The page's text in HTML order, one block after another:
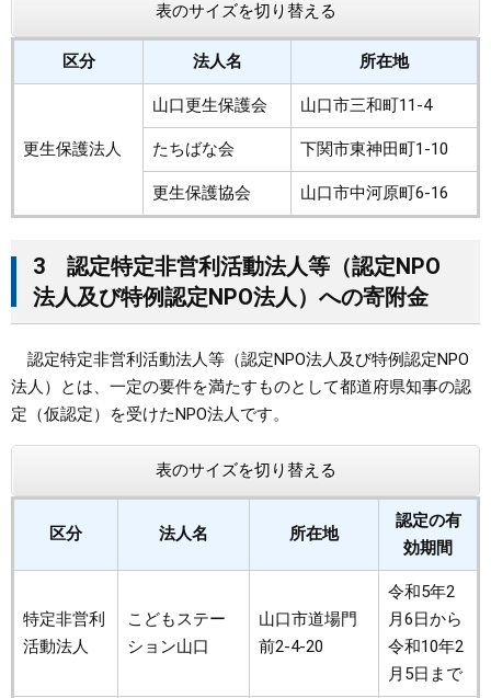
表のサイズを切り替える
区分 法人名 所在地
更生保護法人
山口更生保護会 山口市三和町11-4
たちばな会 下関市東神田町1-10
更生保護協会 山口市中河原町6-16
3 認定特定非営利活動法人等（認定NPO
法人及び特例認定NPO法人）への寄附金
認定特定非営利活動法人等（認定NPO法人及び特例認定NPO
法人）とは、一定の要件を満たすものとして都道府県知事の認
定（仮認定）を受けたNPO法人です。
表のサイズを切り替える
区分 法人名 所在地
認定の有
効期間
特定非営利
活動法人
こどもステー
ション山口
山口市道場門
前2-4-20
令和5年2
月6日から
令和10年2
月5日まで